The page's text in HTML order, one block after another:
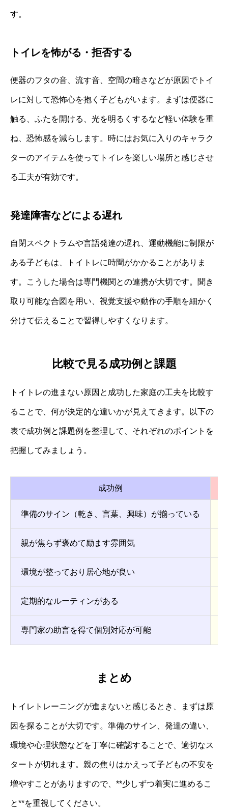
す。
トイレを怖がる・拒否する
便器のフタの音、流す音、空間の暗さなどが原因でトイ
レに対して恐怖心を抱く子どもがいます。まずは便器に
触る、ふたを開ける、光を明るくするなど軽い体験を重
ね、恐怖感を減らします。時にはお気に入りのキャラク
ターのアイテムを使ってトイレを楽しい場所と感じさせ
る工夫が有効です。
発達障害などによる遅れ
自閉スペクトラムや言語発達の遅れ、運動機能に制限が
ある子どもは、トイトレに時間がかかることがありま
す。こうした場合は専門機関との連携が大切です。聞き
取り可能な合図を用い、視覚支援や動作の手順を細かく
分けて伝えることで習得しやすくなります。
比較で見る成功例と課題
トイトレの進まない原因と成功した家庭の工夫を比較す
ることで、何が決定的な違いかが見えてきます。以下の
表で成功例と課題例を整理して、それぞれのポイントを
把握してみましょう。
成功例
準備のサイン（乾き、言葉、興味）が揃っている
親が焦らず褒めて励ます雰囲気
環境が整っており居心地が良い
定期的なルーティンがある
専門家の助言を得て個別対応が可能
まとめ
トイレトレーニングが進まないと感じるとき、まずは原
因を探ることが大切です。準備のサイン、発達の違い、
環境や心理状態などを丁寧に確認することで、適切なス
タートが切れます。親の焦りはかえって子どもの不安を
増やすことがありますので、**少しずつ着実に進めるこ
と**を重視してください。